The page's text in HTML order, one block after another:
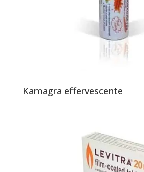
Kamagra effervescente